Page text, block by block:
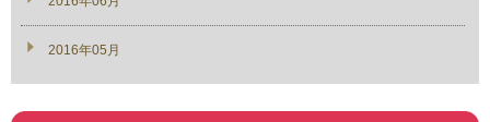
2016年05月